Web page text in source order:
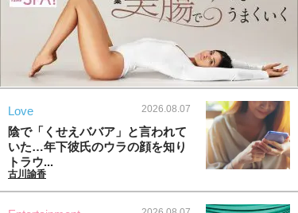
Love 2026.08.07
陰で「くせえババア」と言われて
いた…年下彼氏のウラの顔を知り
トラウ...
古川諭香